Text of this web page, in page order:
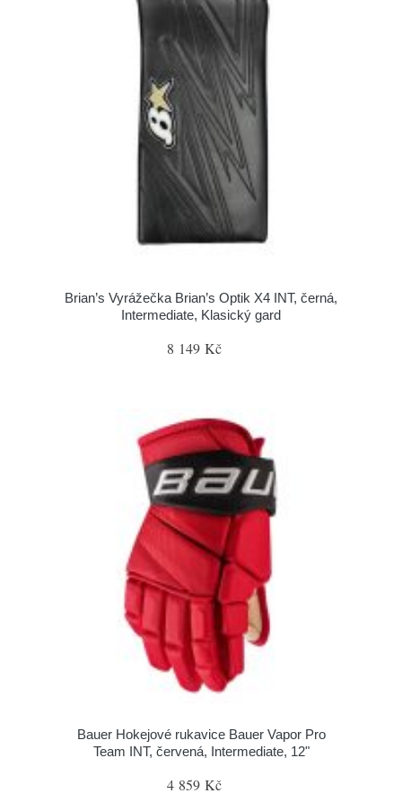
Brian’s Vyrážečka Brian’s Optik X4 INT, černá,
Intermediate, Klasický gard
8 149 Kč
Bauer Hokejové rukavice Bauer Vapor Pro
Team INT, červená, Intermediate, 12"
4 859 Kč